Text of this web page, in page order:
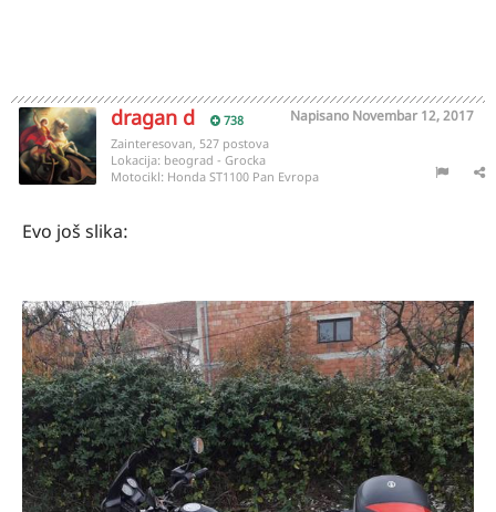
dragan d 738 Napisano Novembar 12, 2017
Zainteresovan, 527 postova
Lokacija: beograd - Grocka
Motocikl: Honda ST1100 Pan Evropa
Evo još slika: